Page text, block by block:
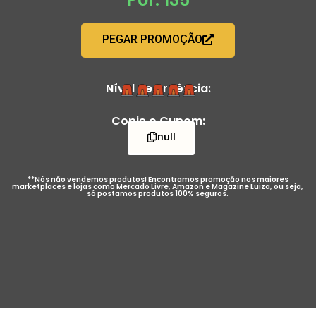
PEGAR PROMOÇÃO
Nível de Urgência:
Copie o Cupom:
null
**Nós não vendemos produtos! Encontramos promoção nos maiores
marketplaces e lojas como Mercado Livre, Amazon e Magazine Luiza, ou seja,
só postamos produtos 100% seguros.